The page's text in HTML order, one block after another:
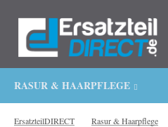
.
RASUR & HAARPFLEGE
ErsatzteilDIRECT Rasur & Haarpflege